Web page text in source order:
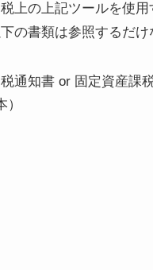
上の上記ツールを使
の書類は参照するだけ
通知書 or 固定資産課